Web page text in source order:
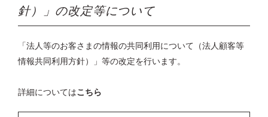
針）」の改定等について
「法人等のお客さまの情報の共同利用について（法人顧客等
情報共同利用方針）」等の改定を行います。
詳細についてはこちら